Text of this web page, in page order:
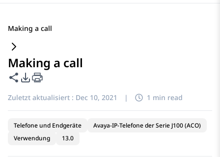
Making a call
Making a call
Diese Seite teilen
PDF-Exportoptionen
Zuletzt aktualisiert : Dec 10, 2021 | 1 min read
Telefone und Endgeräte
Avaya-IP-Telefone der Serie J100 (ACO)
Verwendung
13.0